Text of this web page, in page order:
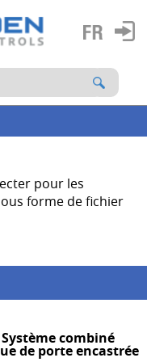
pour les
forme de fichier
Système combiné
de porte encastrée